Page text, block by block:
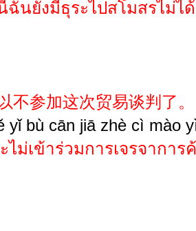
ฉันยังมีธุระไปสโมสรไม่ไ
不参加这次贸易谈判了。
yǐ bù cān jiā zhè cì mào
ไม่เข้าร่วมการเจรจากา